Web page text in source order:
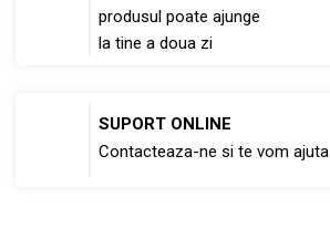
produsul poate ajunge
la tine a doua zi
SUPORT ONLINE
Contacteaza-ne si te vom ajuta